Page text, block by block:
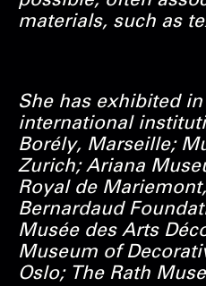
materials, such as
She has exhibited
international
Borély, Marseille;
Zurich; Ariana
Royal de
Bernardaud
Musée des Arts
Museum of
Oslo; The Rath